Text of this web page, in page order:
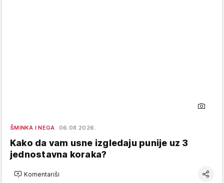
ŠMINKA I NEGA 06.08.2026.
Kako da vam usne izgledaju punije uz 3
jednostavna koraka?
Komentariši